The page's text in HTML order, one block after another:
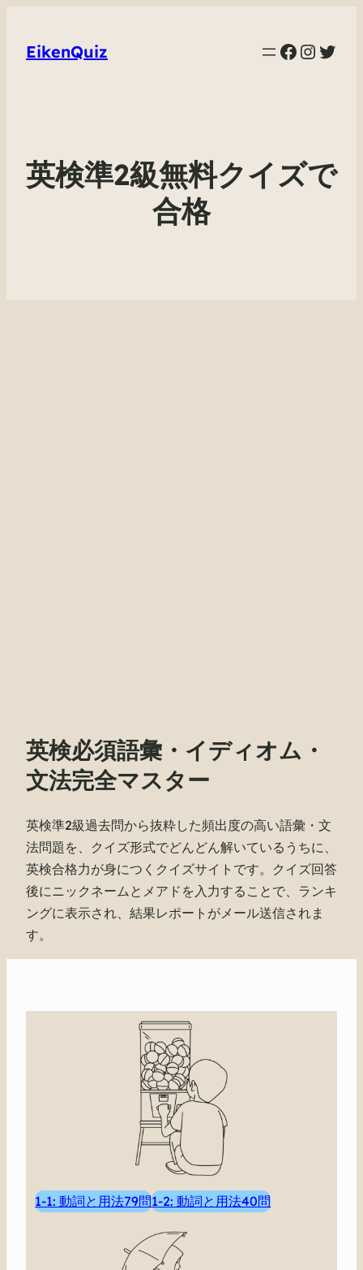
EikenQuiz
英検準2級無料クイズで
合格
英検必須語彙・イディオム・
文法完全マスター
英検準2級過去問から抜粋した頻出度の高い語彙・文
法問題を、クイズ形式でどんどん解いているうちに、
英検合格力が身につくクイズサイトです。クイズ回答
後にニックネームとメアドを入力することで、ランキ
ングに表示され、結果レポートがメール送信されま
す。
1-1: 動詞と用法79問1-2: 動詞と用法40問